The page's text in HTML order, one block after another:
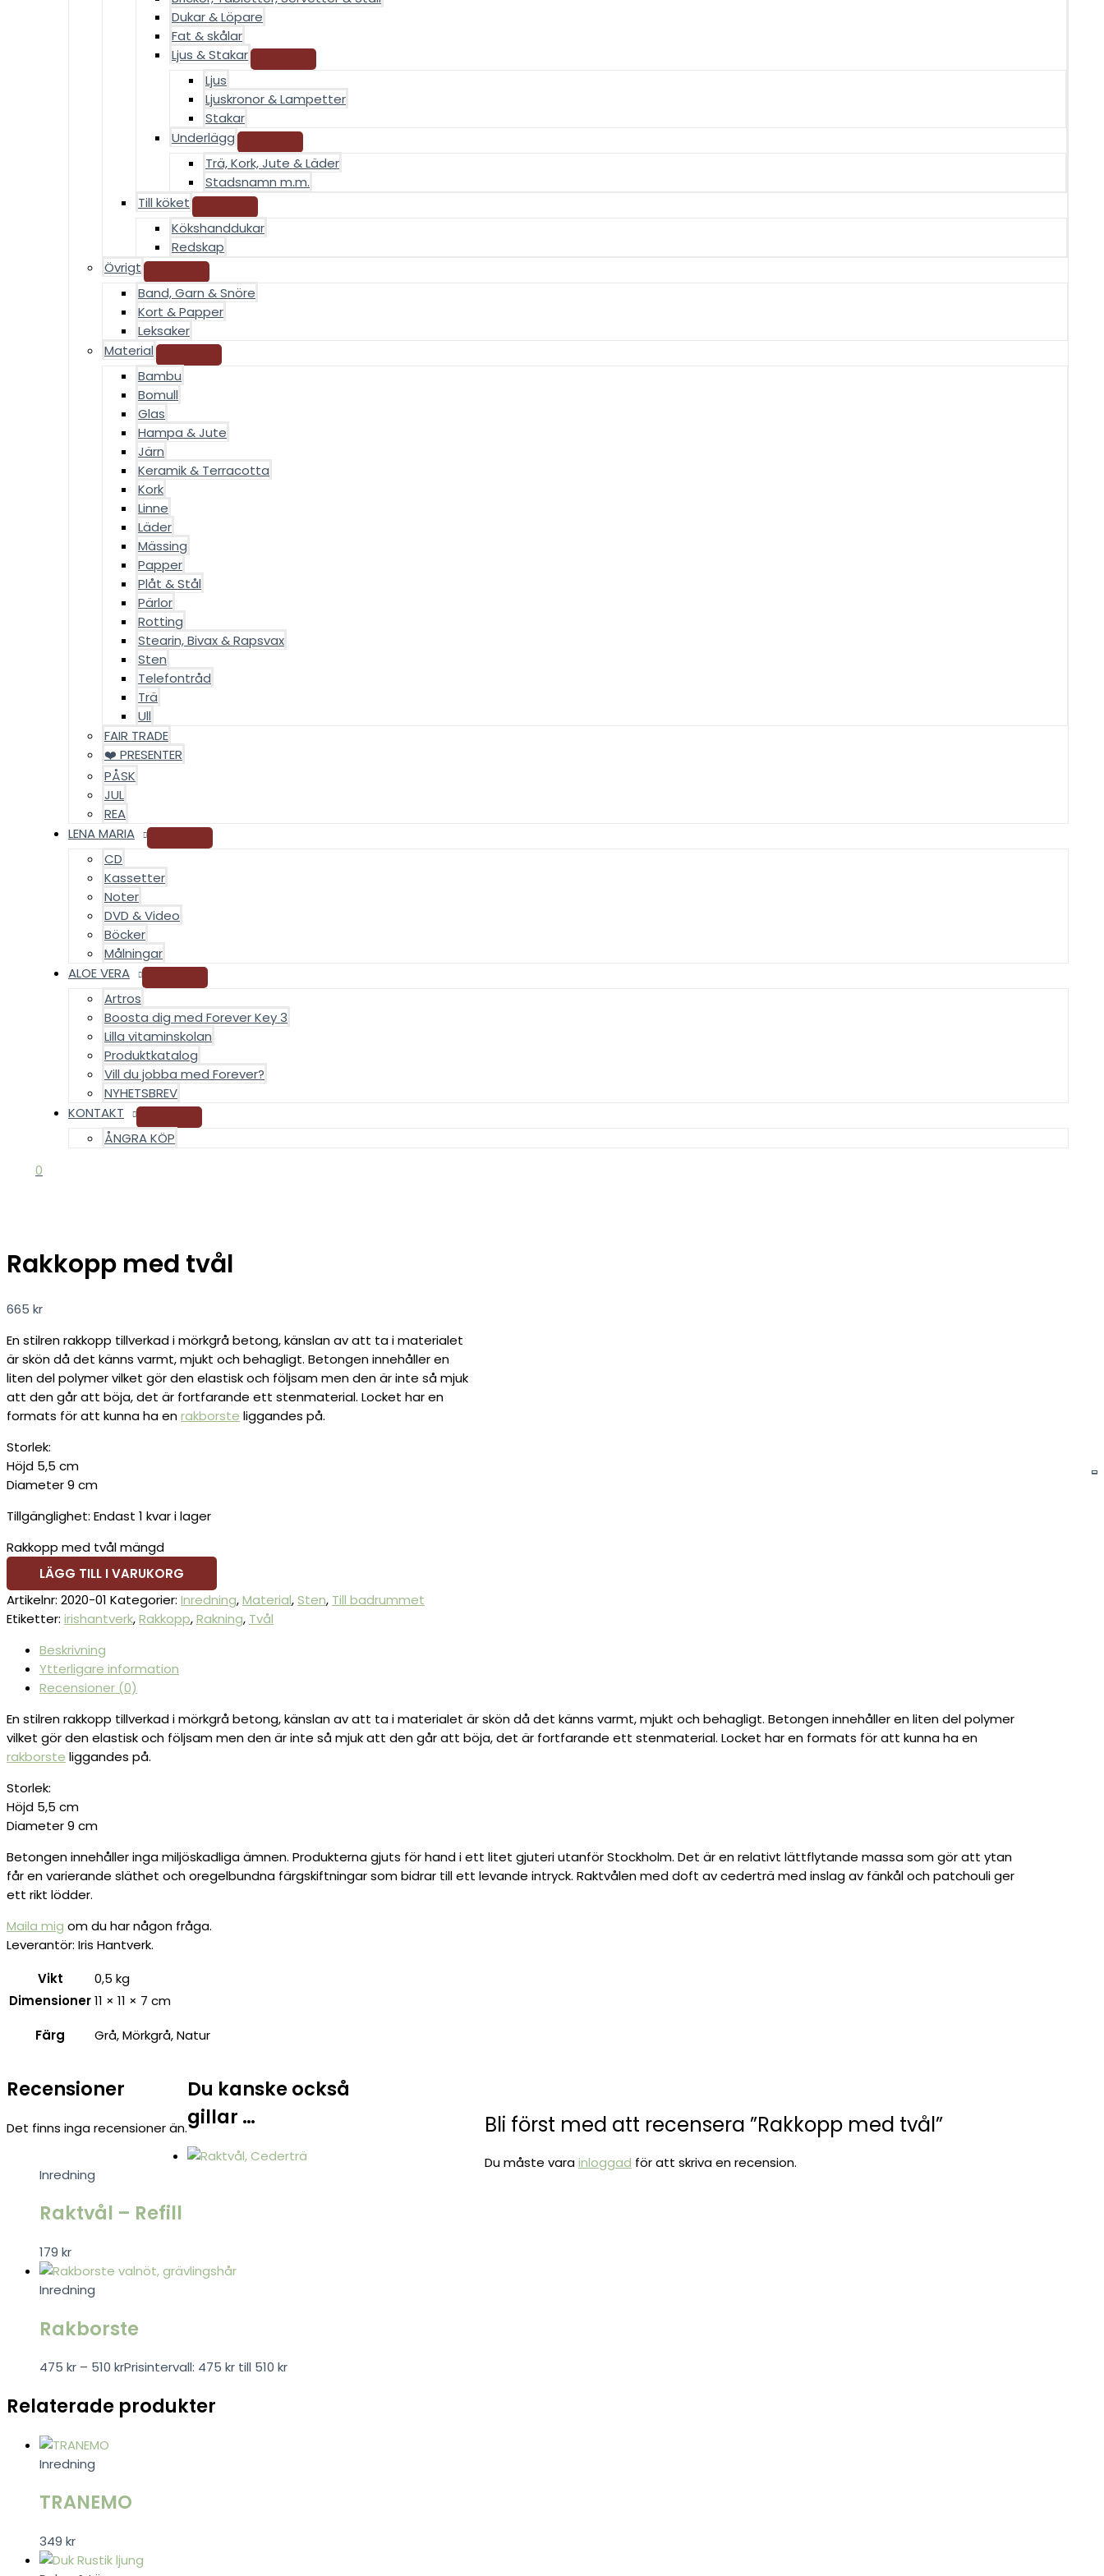
Dukar & Löpare
Fat & skålar
Ljus & Stakar
Ljus
Ljuskronor & Lampetter
Stakar
Underlägg
Trä, Kork, Jute & Läder
Stadsnamn m.m.
Till köket
Kökshanddukar
Redskap
Övrigt
Band, Garn & Snöre
Kort & Papper
Leksaker
Material
Bambu
Bomull
Glas
Hampa & Jute
Järn
Keramik & Terracotta
Kork
Linne
Läder
Mässing
Papper
Plåt & Stål
Pärlor
Rotting
Stearin, Bivax & Rapsvax
Sten
Telefontråd
Trä
Ull
FAIR TRADE
❤️ PRESENTER
PÅSK
JUL
REA
LENA MARIA
CD
Kassetter
Noter
DVD & Video
Böcker
Målningar
ALOE VERA
Artros
Boosta dig med Forever Key 3
Lilla vitaminskolan
Produktkatalog
Vill du jobba med Forever?
NYHETSBREV
KONTAKT
ÅNGRA KÖP
0
Rakkopp med tvål
665 kr
En stilren rakkopp tillverkad i mörkgrå betong, känslan av att ta i materialet
är skön då det känns varmt, mjukt och behagligt. Betongen innehåller en
liten del polymer vilket gör den elastisk och följsam men den är inte så mjuk
att den går att böja, det är fortfarande ett stenmaterial. Locket har en
formats för att kunna ha enrakborste liggandes på.
Storlek:
Höjd 5,5 cm
Diameter 9 cm
Tillgänglighet: Endast 1 kvar i lager
Rakkopp med tvål mängd
LÄGG TILL I VARUKORG
Artikelnr: 2020-01 Kategorier: Inredning,Material,Sten, Till badrummet
Etiketter: irishantverk,Rakkopp,Rakning, Tvål
Beskrivning
Ytterligare information
Recensioner (0)
En stilren rakkopp tillverkad i mörkgrå betong, känslan av att ta i materialet är skön då det känns varmt, mjukt och behagligt. Betongen innehåller en liten del polymer
vilket gör den elastisk och följsam men den är inte så mjuk att den går att böja, det är fortfarande ett stenmaterial. Locket har en formats för att kunna ha en
rakborste liggandes på.
Storlek:
Höjd 5,5 cm
Diameter 9 cm
Betongen innehåller inga miljöskadliga ämnen. Produkterna gjuts för hand i ett litet gjuteri utanför Stockholm. Det är en relativt lättflytande massa som gör att ytan
får en varierande släthet och oregelbundna färgskiftningar som bidrar till ett levande intryck. Raktvålen med doft av cederträ med inslag av fänkål och patchouli ger
ett rikt lödder.
Maila mig om du har någon fråga.
Leverantör: Iris Hantverk.
Vikt
0,5 kg
Dimensioner11 × 11 × 7 cm
Färg
Grå, Mörkgrå, Natur
Recensioner
Det finns inga recensioner än. Bli först med att recensera ”Rakkopp med tvål”
Du måste varainloggad för att skriva en recension.
Du kanske också
gillar …
Inredning
Raktvål – Refill
179 kr
Inredning
Rakborste
475 kr – 510 krPrisintervall: 475 kr till 510 kr
Relaterade produkter
Inredning
TRANEMO
349 kr